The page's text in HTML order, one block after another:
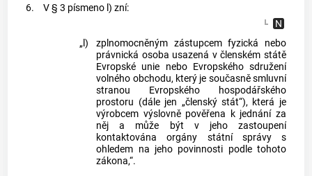
6.
V § 3 písmeno l) zní:
„l)
zplnomocněným zástupcem fyzická nebo
právnická osoba usazená v členském státě
Evropské unie nebo Evropského sdružení
volného obchodu, který je současně smluvní
stranou Evropského hospodářského
prostoru (dále jen „členský stát“), která je
výrobcem výslovně pověřena k jednání za
něj a může být v jeho zastoupení
kontaktována orgány státní správy s
ohledem na jeho povinnosti podle tohoto
zákona,“.